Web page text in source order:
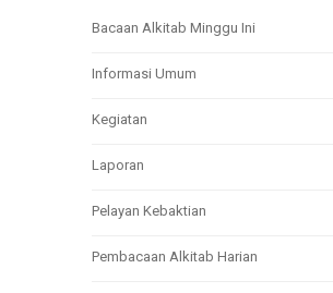
Bacaan Alkitab Minggu Ini
Informasi Umum
Kegiatan
Laporan
Pelayan Kebaktian
Pembacaan Alkitab Harian